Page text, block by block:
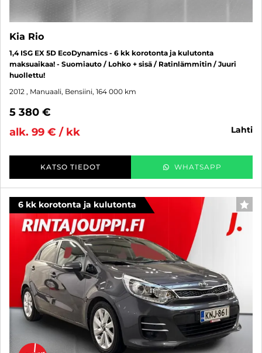
Kia Rio
1,4 ISG EX 5D EcoDynamics - 6 kk korotonta ja kulutonta
maksuaikaa! - Suomiauto / Lohko + sisä / Ratinlämmitin / Juuri
huollettu!
2012 , Manuaali, Bensiini, 164 000 km
5 380 €
alk. 99 € / kk
lahti
KATSO TIEDOT WHATSAPP
6 kk korotonta ja kulutonta